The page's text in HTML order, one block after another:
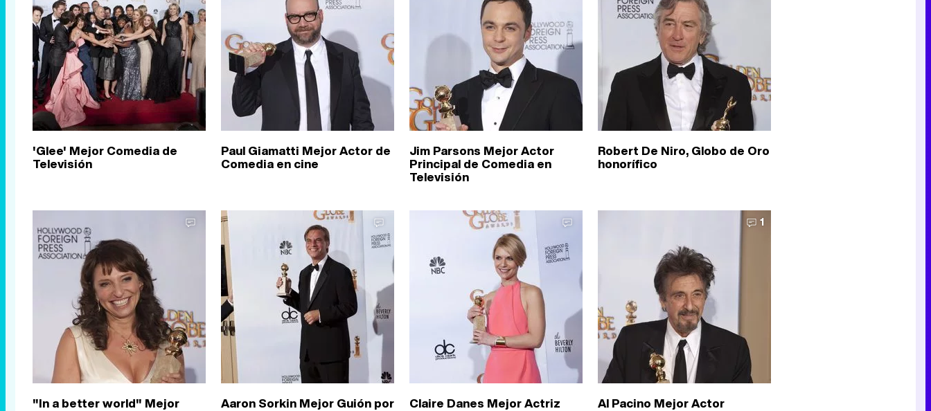
'Glee' Mejor Comedia de
Televisión
Paul Giamatti Mejor Actor de
Comedia en cine
Jim Parsons Mejor Actor
Principal de Comedia en
Televisión
Robert De Niro, Globo de Oro
honorífico
"In a better world" Mejor Aaron Sorkin Mejor Guión por Claire Danes Mejor Actriz
1
Al Pacino Mejor Actor